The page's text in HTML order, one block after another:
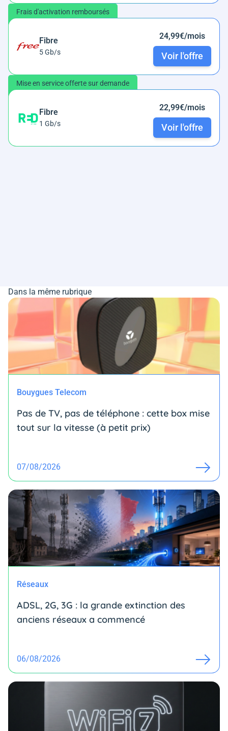
Frais d'activation remboursés
Fibre
5 Gb/s
24,99€/mois
Voir l'offre
Mise en service offerte sur demande
Fibre
1 Gb/s
22,99€/mois
Voir l'offre
Dans la même rubrique
Bouygues Telecom
Pas de TV, pas de téléphone : cette box mise
tout sur la vitesse (à petit prix)
07/08/2026
Réseaux
ADSL, 2G, 3G : la grande extinction des
anciens réseaux a commencé
06/08/2026